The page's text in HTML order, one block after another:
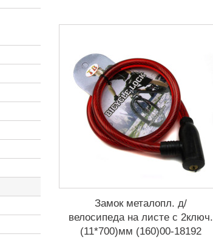
Замок металопл. д/
велосипеда на листе с 2ключ.
(11*700)мм (160)00-18192